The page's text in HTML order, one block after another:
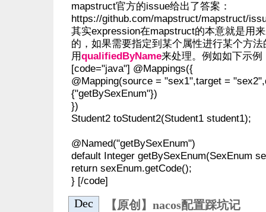
mapstruct官方的issue给出了答案：
https://github.com/mapstruct/mapstruct/
其实expression在mapstruct的本意就是用
的，如果需要指定到某个属性进行某个方
用qualifiedByName来处理。例如如下示例
[code="java"] @Mappings({
@Mapping(source = "sex1",target =
{"getBySexEnum"})
})
Student2 toStudent2(Student1 student1);
@Named("getBySexEnum")
default Integer getBySexEnum(SexEnum
return sexEnum.getCode();
} [/code]
Dec 【原创】nacos配置踩坑记